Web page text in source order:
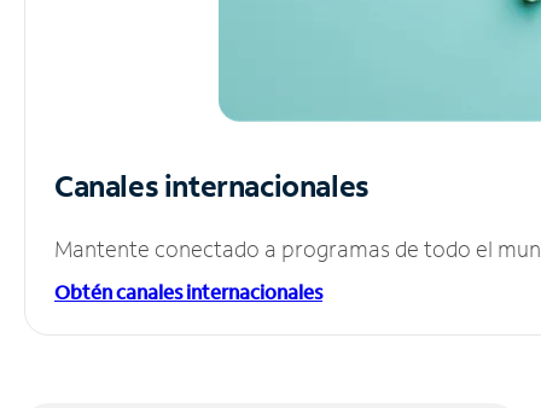
Canales internacionales
Mantente conectado a programas de todo el
Obtén canales internacionales